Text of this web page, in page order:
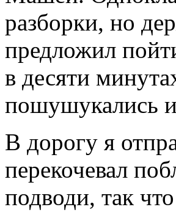
разборки, но
предложил
в десяти
пошушукались и
В дорогу я
перекочевал
подводи, так